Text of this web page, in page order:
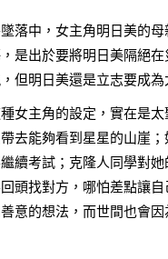
落中，女主角明日美的
是出於要將明日美隔絕
但明日美還是立志要成
女主角的設定，實在是
去能夠看到星星的山崖
續考試；克隆人同學對
頭找對方，哪怕差點讓
意的想法，而世間也會